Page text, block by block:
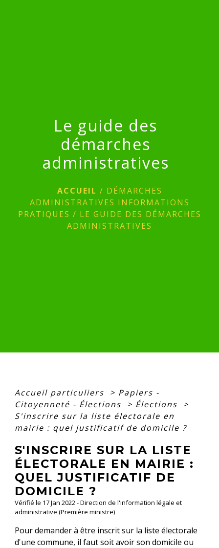
Le guide des
démarches
administratives
ACCUEIL / DÉMARCHES
ADMINISTRATIVES INFORMATIONS
PRATIQUES / LE GUIDE DES DÉMARCHES
ADMINISTRATIVES
Accueil particuliers > Papiers -
Citoyenneté - Élections
> Élections
>
S'inscrire sur la liste électorale en
mairie : quel justificatif de domicile ?
S'INSCRIRE SUR LA LISTE
ÉLECTORALE EN MAIRIE :
QUEL JUSTIFICATIF DE
DOMICILE ?
Vérifié le 17 Jan 2022 - Direction de l'information légale et
administrative (Première ministre)
Pour demander à être inscrit sur la liste électorale
d'une commune, il faut soit avoir son domicile ou